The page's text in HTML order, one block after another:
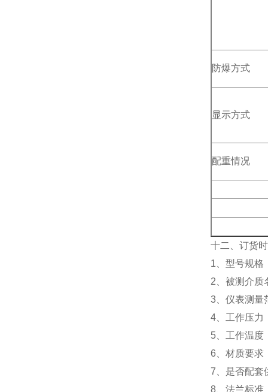
防爆方式
显示方式
配重情况
十二、订货
1、型号规格
2、被测介质
3、仪表测量
4、工作压力
5、工作温度
6、材质要求
7、是否配套
8、法兰标准